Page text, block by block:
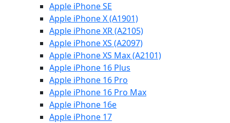
Apple iPhone SE
Apple iPhone X (A1901)
Apple iPhone XR (A2105)
Apple iPhone XS (A2097)
Apple iPhone XS Max (A2101)
Apple iPhone 16 Plus
Apple iPhone 16 Pro
Apple iPhone 16 Pro Max
Apple iPhone 16e
Apple iPhone 17